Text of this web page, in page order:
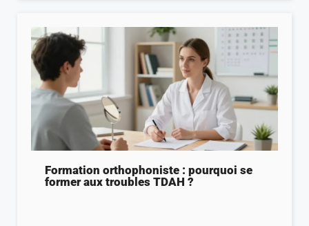
Formation orthophoniste : pourquoi se
former aux troubles TDAH ?